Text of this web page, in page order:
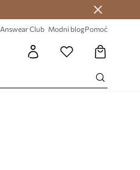
Answear Club Modni blogPomoć